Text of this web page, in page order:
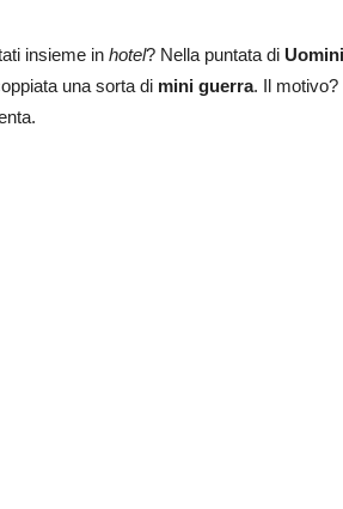
insieme in hotel? Nella puntata di
una sorta di mini guerra. Il motivo?